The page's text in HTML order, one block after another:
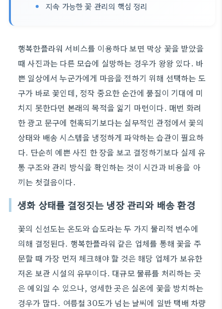
지속 가능한 꽃 관리의 핵심 정리
행복한플라워 서비스를 이용하다 보면 막상 꽃을 받았을
때 사진과는 다른 모습에 실망하는 경우가 왕왕 있다. 바
쁜 일상에서 누군가에게 마음을 전하기 위해 선택하는 도
구가 바로 꽃인데, 정작 중요한 순간에 품질이 기대에 미
치지 못한다면 본래의 목적을 잃기 마련이다. 매번 화려
한 광고 문구에 현혹되기보다는 실무적인 관점에서 꽃의
상태와 배송 시스템을 냉정하게 파악하는 습관이 필요하
다. 단순히 예쁜 사진 한 장을 보고 결정하기보다 실제 유
통 구조와 관리 방식을 확인하는 것이 시간과 비용을 아
끼는 첫걸음이다.
생화 상태를 결정짓는 냉장 관리와 배송 환경
꽃의 신선도는 온도와 습도라는 두 가지 물리적 변수에
의해 결정된다. 행복한플라워 같은 업체를 통해 꽃을 주
문할 때 가장 먼저 체크해야 할 것은 해당 업체가 보유한
저온 보관 시설의 유무이다. 대규모 물류를 처리하는 곳
은 예외일 수 있으나, 영세한 곳은 실온에 꽃을 방치하는
경우가 많다. 여름철 30도가 넘는 날씨에 일반 택배 차량